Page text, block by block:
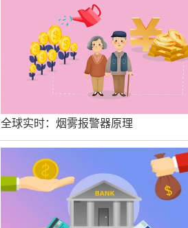
全球实时：烟雾报警器原理